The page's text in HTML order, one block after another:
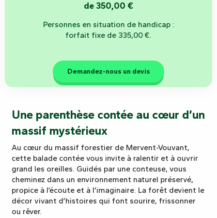
de 350,00 €
Personnes en situation de handicap :
forfait fixe de 335,00 €.
Demandez-nous un devis
Une parenthèse contée au cœur d’un
massif mystérieux
Au cœur du massif forestier de Mervent-Vouvant,
cette balade contée vous invite à ralentir et à ouvrir
grand les oreilles. Guidés par une conteuse, vous
cheminez dans un environnement naturel préservé,
propice à l’écoute et à l’imaginaire. La forêt devient le
décor vivant d’histoires qui font sourire, frissonner
ou rêver.